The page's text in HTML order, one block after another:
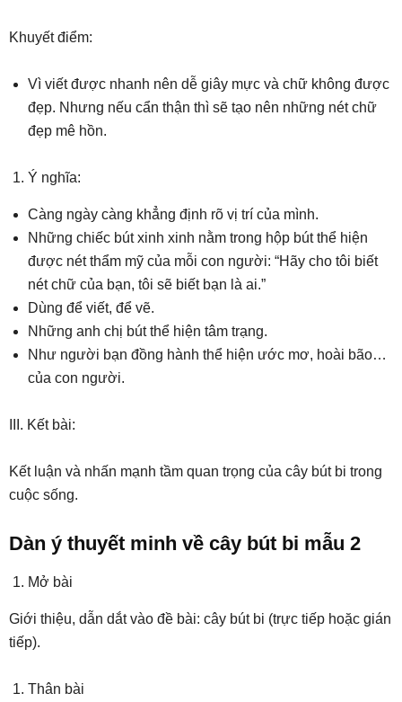
Khuyết điểm:
Vì viết được nhanh nên dễ giây mực và chữ không được
đẹp. Nhưng nếu cẩn thận thì sẽ tạo nên những nét chữ
đẹp mê hồn.
Ý nghĩa:
Càng ngày càng khẳng định rõ vị trí của mình.
Những chiếc bút xinh xinh nằm trong hộp bút thể hiện
được nét thẩm mỹ của mỗi con người: “Hãy cho tôi biết
nét chữ của bạn, tôi sẽ biết bạn là ai.”
Dùng để viết, để vẽ.
Những anh chị bút thể hiện tâm trạng.
Như người bạn đồng hành thể hiện ước mơ, hoài bão…
của con người.
III. Kết bài:
Kết luận và nhấn mạnh tầm quan trọng của cây bút bi trong
cuộc sống.
Dàn ý thuyết minh về cây bút bi mẫu 2
Mở bài
Giới thiệu, dẫn dắt vào đề bài: cây bút bi (trực tiếp hoặc gián
tiếp).
Thân bài